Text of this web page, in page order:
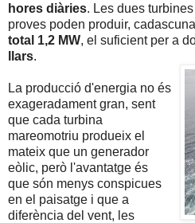
hores diàries. Les dues
proves poden produir,
total 1,2 MW, el suficient per a
llars.
La producció d'energia no és
exageradament gran, sent
que cada turbina
mareomotriu produeix el
mateix que un generador
eòlic, però l'avantatge és
que són menys conspicues
en el paisatge i que a
diferència del vent, les